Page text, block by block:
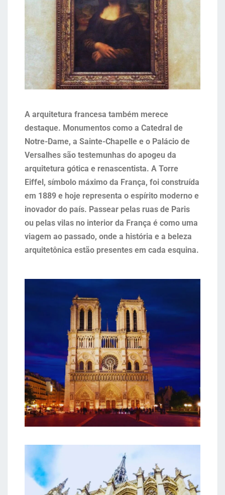
A arquitetura francesa também merece
destaque. Monumentos como a Catedral de
Notre-Dame, a Sainte-Chapelle e o Palácio de
Versalhes são testemunhas do apogeu da
arquitetura gótica e renascentista. A Torre
Eiffel, símbolo máximo da França, foi construída
em 1889 e hoje representa o espírito moderno e
inovador do país. Passear pelas ruas de Paris
ou pelas vilas no interior da França é como uma
viagem ao passado, onde a história e a beleza
arquitetônica estão presentes em cada esquina.